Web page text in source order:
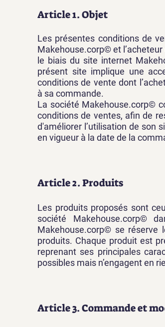
Article 1. Objet
Les présentes conditions de
Makehouse.corp© et
le biais du site internet
présent site implique une
conditions de vente dont
à sa commande.
La société Makehouse.corp©
conditions de ventes, afin de
d'améliorer l’utilisation de son
en vigueur à la date de la
Article 2. Produits
Les produits proposés sont
société Makehouse.corp©
Makehouse.corp© se réserve
produits. Chaque produit est
reprenant ses principales
possibles mais n’engagent en
Article 3. Commande et